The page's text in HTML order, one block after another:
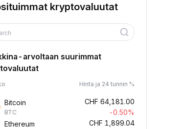
kryptovaluutat
arvoltaan suurimmat
Hinta ja 24 tunnin %
Bitcoin
BTC
CHF 64,181.00
-0.50%
Ethereum
CHF 1,899.04